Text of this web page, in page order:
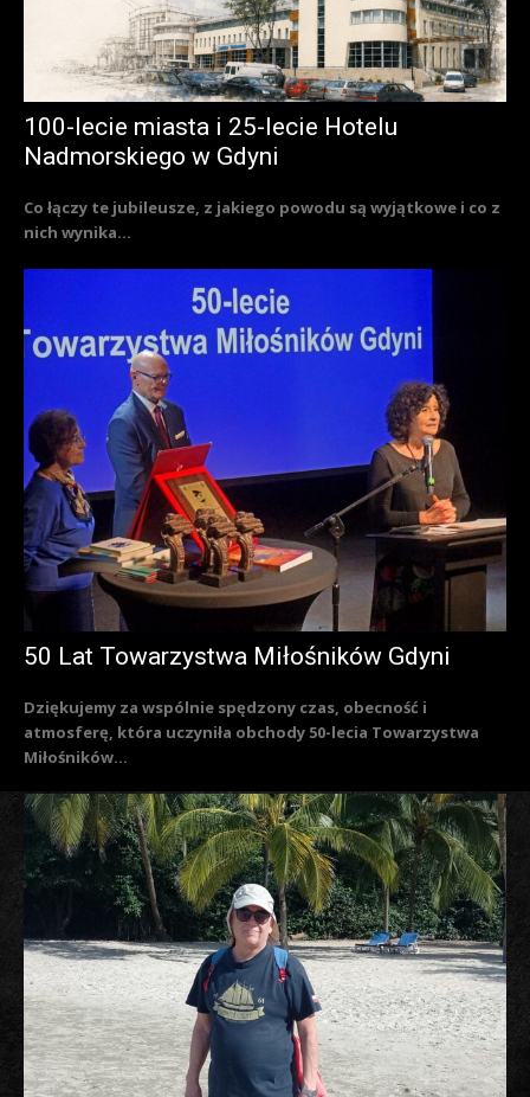
100-lecie miasta i 25-lecie Hotelu
Nadmorskiego w Gdyni
Co łączy te jubileusze, z jakiego powodu są wyjątkowe i co z
nich wynika...
50 Lat Towarzystwa Miłośników Gdyni
Dziękujemy za wspólnie spędzony czas, obecność i
atmosferę, która uczyniła obchody 50-lecia Towarzystwa
Miłośników...